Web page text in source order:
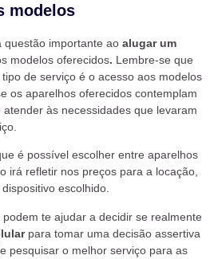
modelos
questão importante ao alugar um
modelos oferecidos. Lembre-se que
de serviço é o acesso aos modelos
os aparelhos oferecidos contemplam
às necessidades que levaram
é possível escolher entre aparelhos
irá refletir nos preços para a locação,
escolhido.
te ajudar a decidir se realmente
para tomar uma decisão assertiva
pesquisar o melhor serviço para as